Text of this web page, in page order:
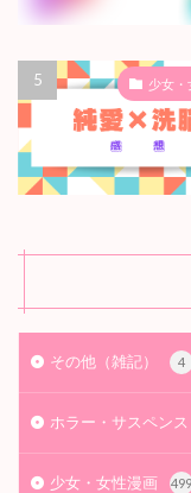
少女・
その他（雑記） 4
ホラー・サスペンス
少女・女性漫画 499